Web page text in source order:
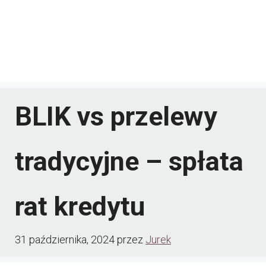
BLIK vs przelewy
tradycyjne – spłata
rat kredytu
31 października, 2024przez Jurek